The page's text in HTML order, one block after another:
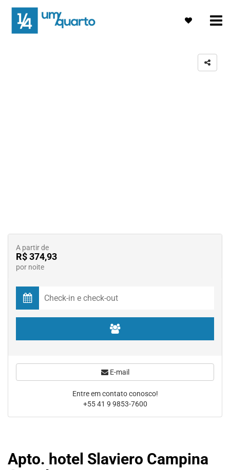
Apto. hotel Slaviero Campina
A partir de
R$ 374,93
por noite
E-mail
Entre em contato conosco!
+55 41 9 9853-7600